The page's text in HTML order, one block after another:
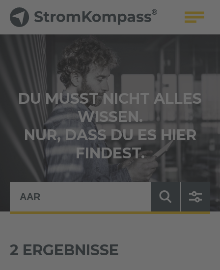
DU MUSST NICHT ALLES
WISSEN.
NUR, DASS DU ES HIER
FINDEST.
2 ERGEBNISSE